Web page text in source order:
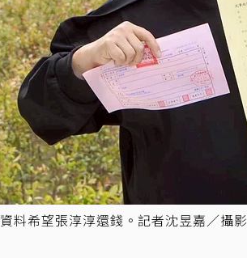
料希望張淳淳還錢。記者沈昱嘉／攝影